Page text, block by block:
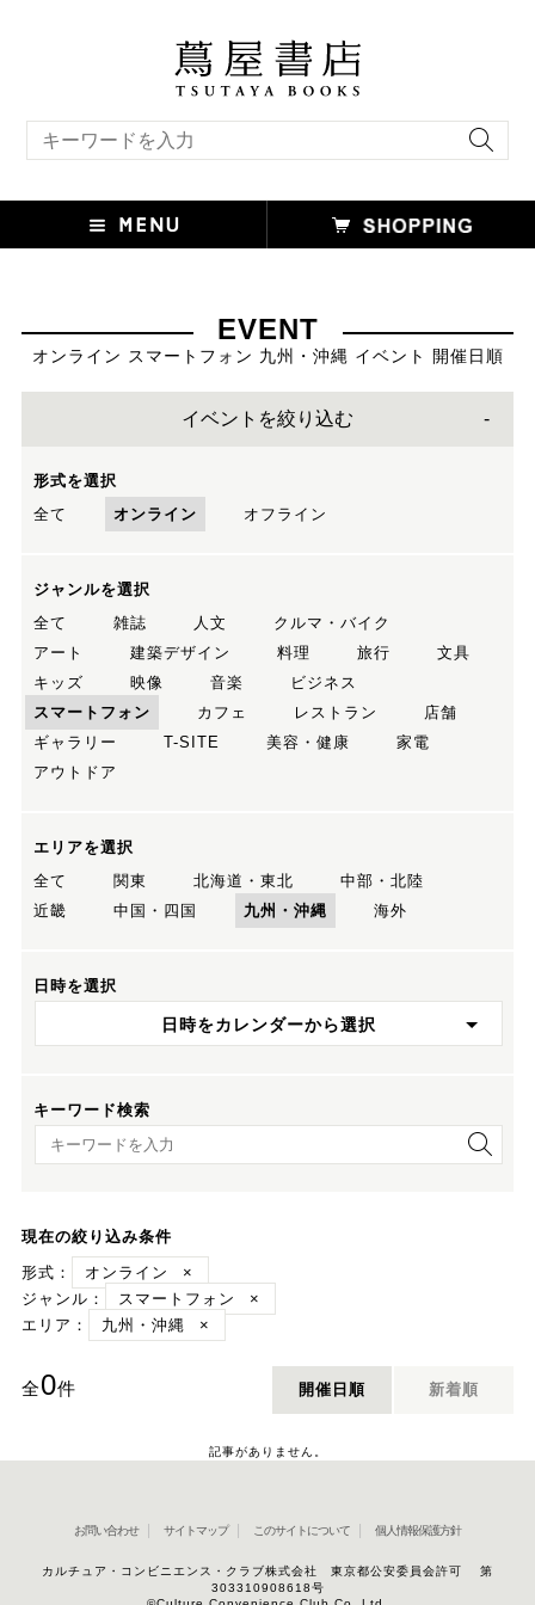
EVENT
オンライン スマートフォン 九州・沖縄 イベント 開催日順
イベントを絞り込む
形式を選択
全て
オンライン オフライン
ジャンルを選択
全て
雑誌 人文
クルマ・バイク
アート
建築デザイン 料理 旅行
文具
キッズ
映像 音楽
ビジネス
スマートフォン
カフェ レストラン
店舗
ギャラリー
T-SITE 美容・健康
家電
アウトドア
エリアを選択
全て
関東 北海道・東北
中部・北陸
近畿
中国・四国 九州・沖縄 海外
日時を選択
日時をカレンダーから選択
キーワード検索
キーワード検索
現在の絞り込み条件
形式：
オンライン
×
ジャンル：
スマートフォン
×
エリア：
九州・沖縄 ×
全0件 開催日順 新着順
記事がありません。
お問い合わせ サイトマップ このサイトについて 個人情報保護方針
カルチュア・コンビニエンス・クラブ株式会社 東京都公安委員会許可 第
303310908618号